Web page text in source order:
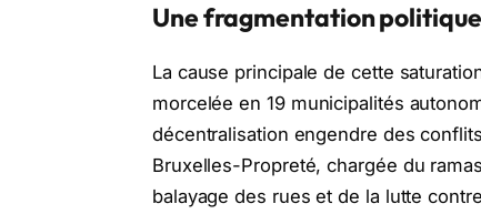
Une fragmentation
La cause principale de cette
morcelée en 19 municipalités
décentralisation engendre des
Bruxelles-Propreté, chargée du
balayage des rues et de la lutte